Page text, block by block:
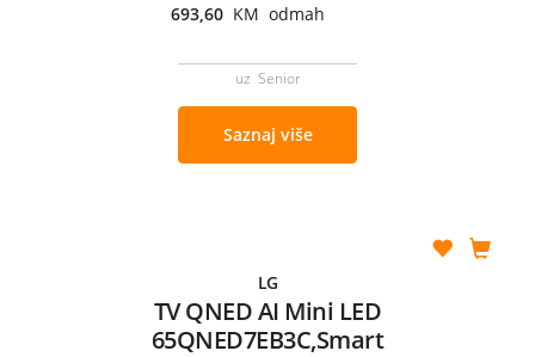
693,60 KM odmah
uz Senior
Saznaj više
LG
TV QNED AI Mini LED
65QNED7EB3C,Smart